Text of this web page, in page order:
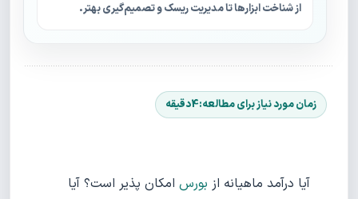
از شناخت ابزارها تا مدیریت ریسک و تصمیم‌گیری بهتر.
آیا درآمد ماهیانه از بورس امکان پذیر است؟ آیا